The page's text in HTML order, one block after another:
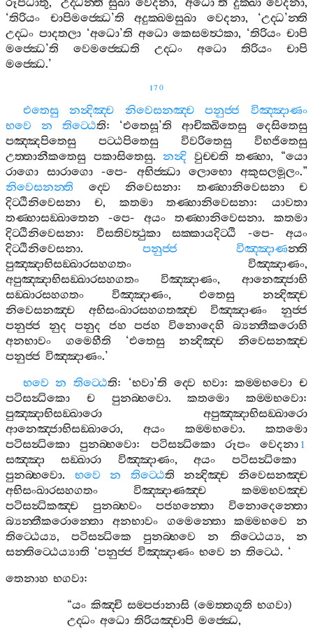
රූපධාතු, ‘ උද‍්ධන‍්ති සුඛා වෙදනා, ‘ අධො ති දුක‍්ඛා වෙදනා,
‘තිරියං චාපිමජ‍්ඣෙ’ති අදුක‍්ඛමසුඛා වෙදනා, ‘උද‍්ධ’න‍්ති
උද‍්ධං පාදතලා‘අධො’ති අධො කෙසමත්‍ථකා, ‘තිරියං චාපි
මජ‍්ඣෙ’ති වෙමජ‍්ඣෙති උද‍්ධං අධො තිරියං
චාපි
මජ‍්ඣෙ.’
170
එතෙසු නන්‍දිඤ‍්ච නිවෙසනඤ‍්ච පනුජ‍්ජ
විඤ‍්ඤාණං
භවෙ
න තිට‍්ඨෙති: ‘එතෙසූ’ති ආචික‍්ඛිතෙසු
දෙසිතෙසු
පඤ‍්ඤපිතෙසු
පට‍්ඨපිතෙසු විවරිතෙසු
විභජිතෙසු
උත‍්තානීකතෙසු පකාසිතෙසු.නන්‍දි වුච‍්චති තණ‍්හා, “යො
රාගො
සාරාගො -පෙ- අභිජ‍්ඣා ලොභො අකුසලමූලං.”
නිවෙසනන‍්ති
ද‍්වෙ නිවෙසනා: තණ‍්හානිවෙසනා
ච
දිට‍්ඨිනිවෙසනා
ච, කතමා තණ‍්හානිවෙසනා: යාවතා
තණ‍්හාසඞ‍්ඛාතෙන -පෙ- අයං තණ‍්හානිවෙසනා. කතමා
දිට‍්ඨිනිවෙසනා: වීසතිවත්‍ථුකා සක‍්කායදිට‍්ඨි -පෙ- අයං
දිට‍්ඨිනිවෙසනා. පනුජ‍්ජ විඤ‍්ඤාණන‍්ති
පුඤ‍්ඤාභිසඞ‍්ඛාරසහගතං
විඤ‍්ඤාණං,
අපුඤ‍්ඤාභිසඞ‍්ඛාරසහගතං
විඤ‍්ඤාණං, ආනෙඤ‍්ජාභි
සඞ‍්ඛාරසහගතං
විඤ‍්ඤාණං, එතෙසු
නන්‍දිඤ‍්ච
නිවෙසනඤ‍්ච
අභිසංඛාරසහගතඤ‍්ච විඤ‍්ඤාණං
නුජ‍්ජ
පනුජ‍්ජ
නුද පනුද ජහ පජහ විනොදෙහි
බ්‍යන‍්තීකරොහි
අනභාවං
ගමෙහීති ‘එතෙසු නන්‍දිඤ‍්ච
නිවෙසනඤ‍්ච
පනුජ‍්ජ විඤ‍්ඤාණං.’
භවෙ න තිට‍්ඨෙති: ‘භවා’ති ද‍්වෙ භවා:කම‍්මභවො ච
පටිසන්‍ධිකො
ච පුනබ‍්භවො.කතමො කම‍්මභවො:
පුඤ‍්ඤාභිසඞ‍්ඛාරො
අපුඤ‍්ඤාභිසඞ‍්ඛාරො
ආනෙඤ‍්ජාභිසඞ‍්ඛාරො, අයං කම‍්මභවො. කතමො
පටිසන්‍ධිකො
පුනබ‍්භවො: පටිසන්‍ධිකො රූපං වෙදනා 1
සඤ‍්ඤා සඞ‍්ඛාරා විඤ‍්ඤාණං,අයං
පටිසන්‍ධිකො
පුනබ‍්භවො. භවෙ න තිට‍්ඨෙති නන්‍දිඤ‍්ච
නිවෙසනඤ‍්ච
අභිසංඛාරසහගතං
විඤ‍්ඤාණඤ‍්ච
කම‍්මභවඤ‍්ච
පටිසන්‍ධිකඤ‍්ච
පුනබ‍්භවං පජහන‍්තො
විනොදෙන‍්තො
බ්‍යන‍්තීකරොන‍්තො
අනභාවං ගමෙන‍්තො කම‍්මභවෙ
න
තිට‍්ඨෙය්‍ය, පටිසන්‍ධිකෙ පුනබ‍්භවෙ න තිට‍්ඨෙය්‍ය, න
සන‍්තිට‍්ඨෙය්‍යාති ‘පනුජ‍්ජ විඤ‍්ඤාණං භවෙ න තිට‍්ඨෙ. ‘
තෙනාහ භගවා:
“යං කිඤ‍්චි සම‍්පජානාසි (මෙත‍්තගූති භගවා)
උද‍්ධං අධො තිරියඤ‍්චාපි මජ‍්ඣෙ,